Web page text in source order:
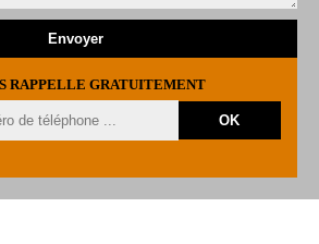
RAPPELLE GRATUITEMENT